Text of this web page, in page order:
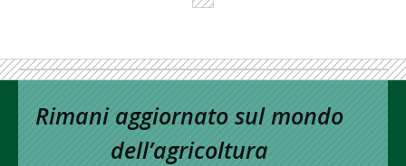
Rimani aggiornato sul mondo
dell’agricoltura